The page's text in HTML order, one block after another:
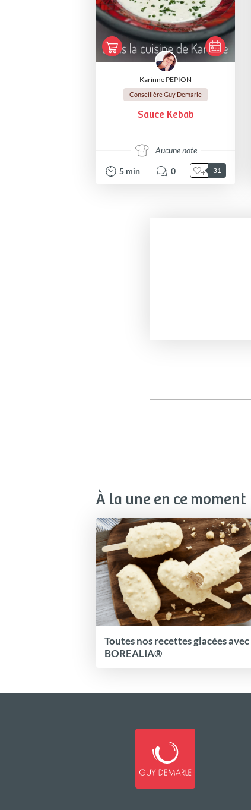
Karinne PEPION
Conseillère Guy Demarle
Sauce Kebab
Aucune note
5 min 0 31
À la une en ce moment
Toutes nos recettes glacées avec
BOREALIA®